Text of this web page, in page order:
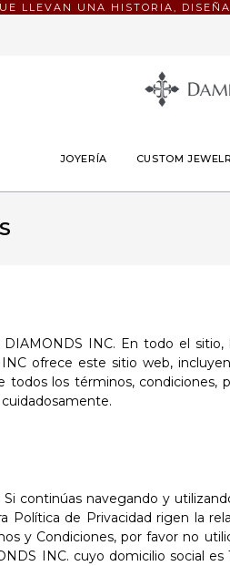
LLEVAN UNA HISTORIA,
JOYERÍA CUSTOM
INC. En todo el
ofrece este sitio web,
todos los términos,
continúas navegando y
Política de Privacidad rigen la
y Condiciones, por favor no
INC. cuyo domicilio social